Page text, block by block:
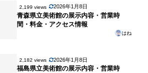
2,199 views 2026年1月8日
青森県立美術館の展示内容・営業時
間・料金・アクセス情報
はね
2,182 views 2026年1月8日
福島県立美術館の展示内容・営業時